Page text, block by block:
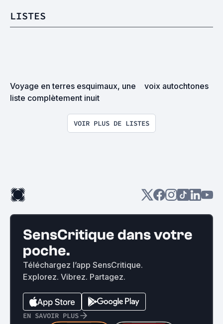
LISTES
Voyage en terres esquimaux, une
liste complètement inuit
voix autochtones
VOIR PLUS DE LISTES
SensCritique dans votre
poche.
Téléchargez l’app SensCritique.
Explorez. Vibrez. Partagez.
EN SAVOIR PLUS